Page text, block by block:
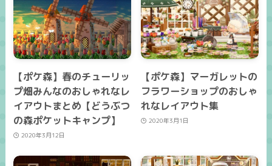
【ポケ森】春のチューリッ
プ畑みんなのおしゃれなレ
イアウトまとめ【どうぶつ
の森ポケットキャンプ】
2020年3月12日
【ポケ森】マーガレットの
フラワーショップのおしゃ
れなレイアウト集
2020年3月1日